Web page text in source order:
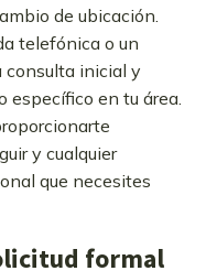
de ubicación.
telefónica o un
consulta inicial y
específico en tu área.
y cualquier
que necesites
formal